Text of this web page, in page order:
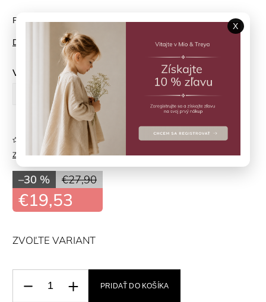
Polo tričko Salmon Buff Enfant
Detailné informácie
Veľkosť
122 cm
Značka:EN*FANT
Neohodnotené
€27,90
–30 %
€19,53
ZVOĽTE VARIANT
PRIDAŤ DO KOŠÍKA
X